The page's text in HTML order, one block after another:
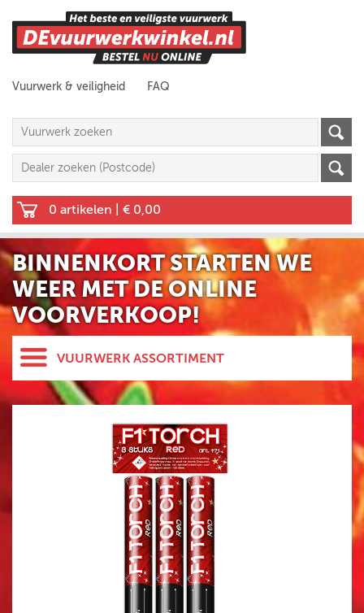
Vuurwerk & veiligheid FAQ
0 artikelen € 0,00
BINNENKORT STARTEN WE
WEER MET DE ONLINE
VOORVERKOOP!
VUURWERK ASSORTIMENT
HELE ASSORTIMENT